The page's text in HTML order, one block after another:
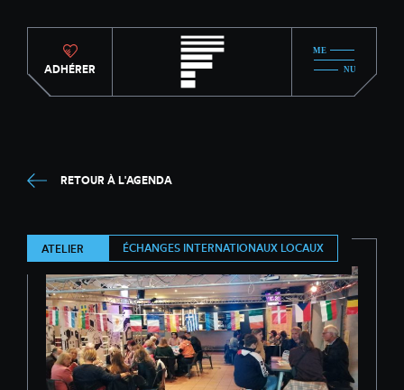
ADHÉRER
RETOUR À L'AGENDA
ATELIER ÉCHANGES INTERNATIONAUX LOCAUX